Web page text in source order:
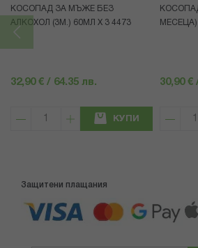
КОСОПАД ЗА МЪЖЕ БЕЗ
АЛКОХОЛ (3М.) 60МЛ X 3 4473
32,90 € / 64.35 лв.
КУПИ
МЕСЕЦА)
30,90 €
Защитени плащания